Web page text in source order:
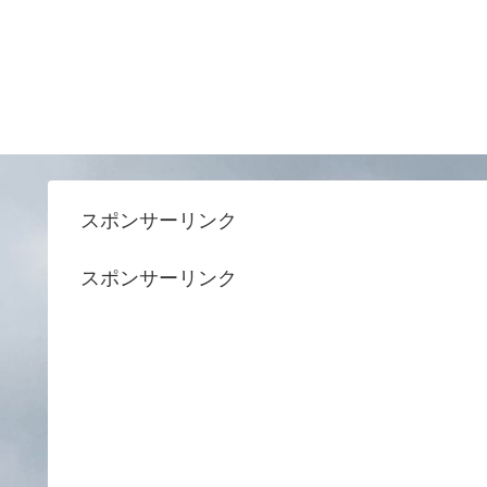
スポンサーリンク
スポンサーリンク